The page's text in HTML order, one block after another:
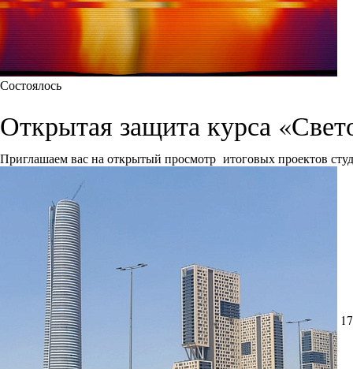
Состоялось
Открытая защита курса
Приглашаем вас на открытый просмотр итоговых проектов